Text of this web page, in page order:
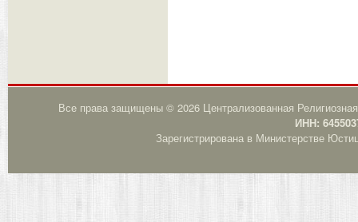
Все права защищены © 2026 Централизованная
ИНН:
Зарегистрирована в Министерстве